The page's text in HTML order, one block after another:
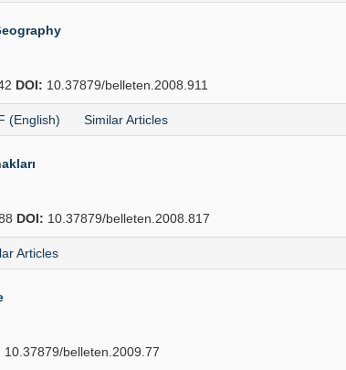
DOI: 10.37879/belleten.2008.911
(English) Similar Articles
DOI: 10.37879/belleten.2008.817
Articles
10.37879/belleten.2009.77